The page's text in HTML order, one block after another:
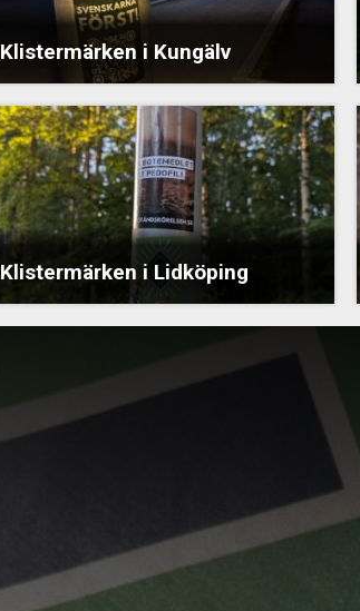
Klistermärken i Kungälv
Klistermärken i Lidköping